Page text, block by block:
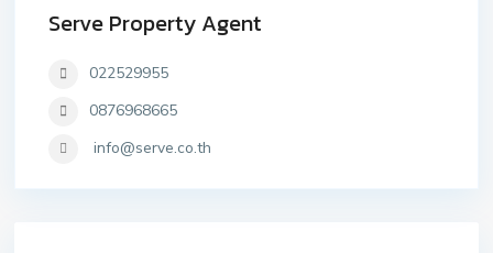
Serve Property Agent
022529955
0876968665
info@serve.co.th